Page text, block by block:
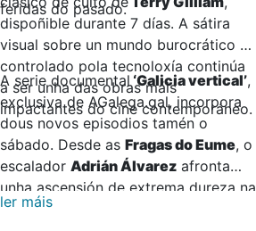
feridas do pasado.
dispoñible durante 7 días. A sátira
visual sobre un mundo burocrático e
controlado pola tecnoloxía continúa
a ser unha das obras máis
impactantes do cine contemporáneo.
A serie documental ‘Galicia vertical’,
exclusiva de AGalega.gal, incorpora
dous novos episodios tamén o
sábado. Desde as Fragas do Eume, o
escalador Adrián Álvarez afronta
unha ascensión de extrema dureza na
canteira da presa do Eume,
ler máis